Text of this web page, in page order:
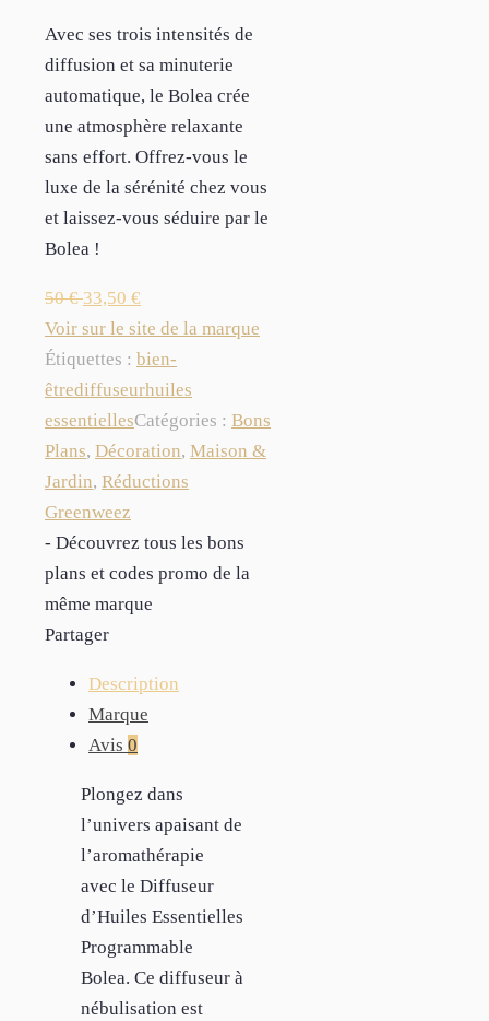
Avec ses trois intensités de
diffusion et sa minuterie
automatique, le Bolea crée
une atmosphère relaxante
sans effort. Offrez-vous le
luxe de la sérénité chez vous
et laissez-vous séduire par le
Bolea !
50€ 33,50 €
Voir sur le site de la marque
Étiquettes : bien-
êtrediffuseurhuiles
essentiellesCatégories : Bons
Plans, Décoration, Maison &
Jardin, Réductions
Greenweez
- Découvrez tous les bons
plans et codes promo de la
même marque
Partager
Description
Marque
Avis 0
Plongez dans
l’univers apaisant de
l’aromathérapie
avec le Diffuseur
d’Huiles Essentielles
Programmable
Bolea. Ce diffuseur à
nébulisation est